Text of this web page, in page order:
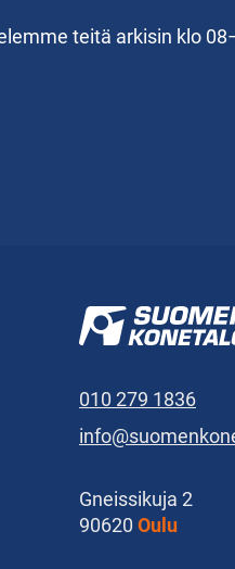
teitä arkisin klo
010 279 1836
Gneissikuja 2
90620 Oulu